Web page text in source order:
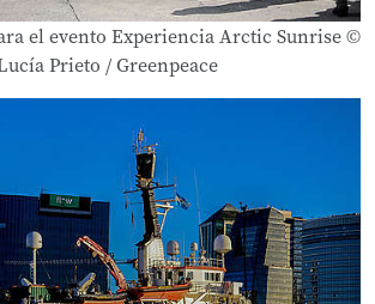
el evento Experiencia Arctic Sunrise ©
Prieto / Greenpeace